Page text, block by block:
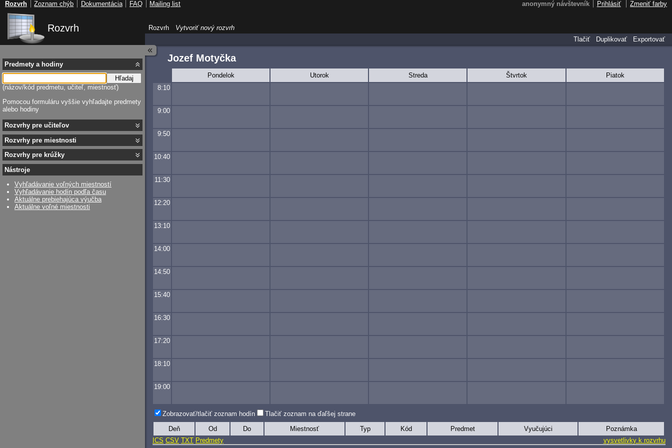
Rozvrh
Jozef Motyčka
Pondelok Utorok Streda Štvrtok
Piatok
8:10
9:00
9:50
10:40
11:30
12:20
13:10
14:00
14:50
15:40
16:30
17:20
18:10
19:00
Zobrazovať/tlačiť zoznam hodín Tlačiť zoznam na ďaľšej strane
Deň Od Do Miestnosť Typ Kód Predmet Vyučujúci
Poznámka
ICS CSV TXT Predmety vysvetlivky k rozvrhu
Predmety a hodiny
Hľadaj
(názov/kód predmetu, učiteľ, miestnosť)
Pomocou formuláru vyššie vyhľadajte predmety
alebo hodiny
Rozvrhy pre učiteľov
Rozvrhy pre miestnosti
Rozvrhy pre krúžky
Nástroje
Vyhľadávanie voľných miestností
Vyhľadávanie hodín podľa času
Aktuálne prebiehajúca výučba
Aktuálne voľné miestnosti
Rozvrh
Vytvoriť nový rozvrh
Tlačiť
Duplikovať Exportovať
anonymný návštevník Prihlásiť Zmeniť farby
Rozvrh Zoznam chýb Dokumentácia FAQ Mailing list